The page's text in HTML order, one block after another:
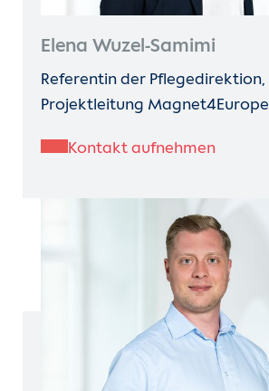
Elena Wuzel-Samimi
Referentin der Pflegedirektion,
Projektleitung Magnet4Europe
Kontakt aufnehmen